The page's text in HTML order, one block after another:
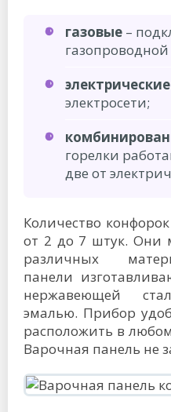
газовые –
электрические
электросети;
горелки
две от
Количество
от 2 до 7 штук. Они
различных
панели
нержавеющей
эмалью. Прибор
расположить в
Варочная панель не